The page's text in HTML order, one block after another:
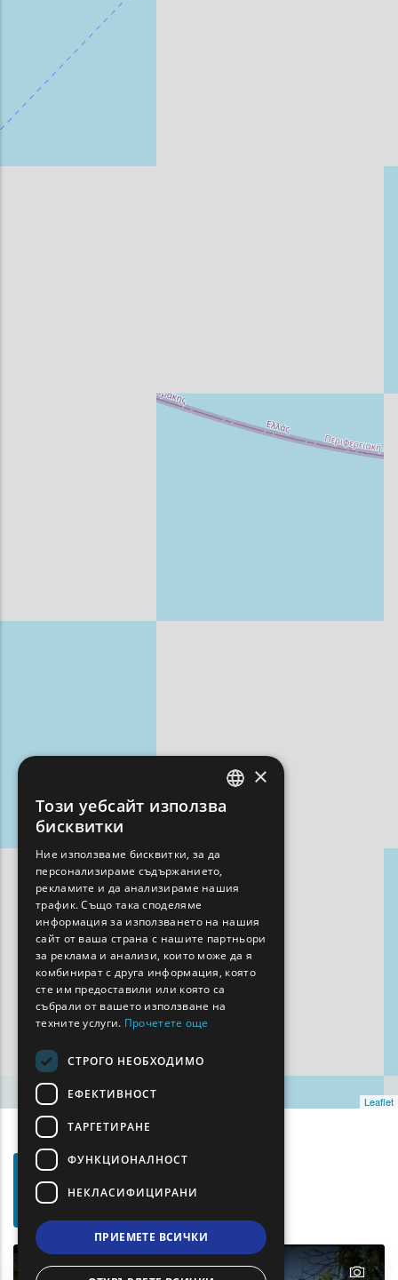
Филтри
За
Show map on mouse hover
Задръжте мишката, за да се покаже на картата
text
Leaflet
ENGLISH
FRENCH
ROMANIAN
TURKISH
×
Този уебсайт използва
бисквитки
Ние използваме бисквитки, за да
персонализираме съдържанието,
рекламите и да анализираме нашия
трафик. Също така споделяме
информация за използването на нашия
сайт от ваша страна с нашите партньори
за реклама и анализи, които може да я
комбинират с друга информация, която
сте им предоставили или която са
събрали от вашето използване на
техните услуги. Прочетете още
СТРОГО НЕОБХОДИМО
ЕФЕКТИВНОСТ
ТАРГЕТИРАНЕ
ФУНКЦИОНАЛНОСТ
НЕКЛАСИФИЦИРАНИ
ПРИЕМЕТЕ ВСИЧКИ